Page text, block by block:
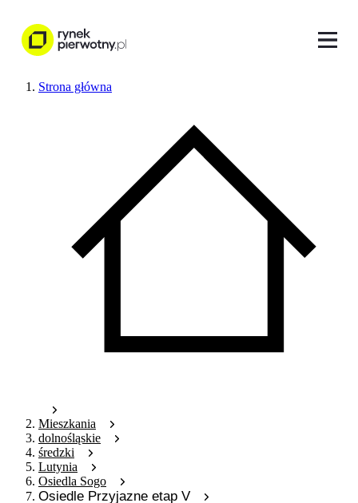
Strona główna
Mieszkania
dolnośląskie
średzki
Lutynia
Osiedla Sogo
Osiedle Przyjazne etap V